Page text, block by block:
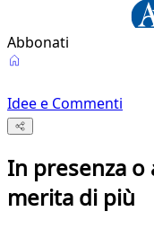
Abbonati
Idee e Commenti
In presenza o
merita di più